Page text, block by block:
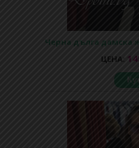
Черна дълга дамска
ЦЕНА: